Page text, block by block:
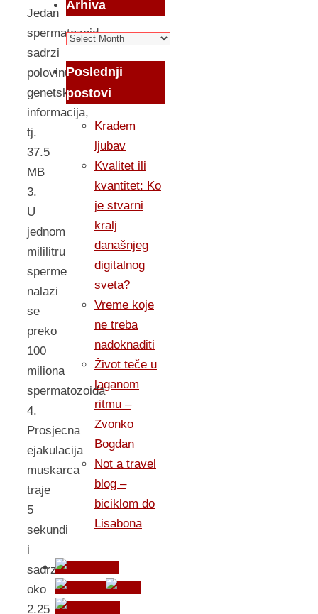
Jedan
spermatozoid
sadrzi
polovinu
genetskih
informacija,
tj.
37.5
MB
3.
U
jednom
mililitru
sperme
nalazi
se
preko
100
miliona
spermatozoida
4.
Prosjecna
ejakulacija
muskarca
traje
5
sekundi
i
sadrzi
oko
2.25
Arhiva
Arhiva
Poslednji
postovi
Kradem
ljubav
Kvalitet ili
kvantitet: Ko
je stvarni
kralj
današnjeg
digitalnog
sveta?
Vreme koje
ne treba
nadoknaditi
Život teče u
laganom
ritmu –
Zvonko
Bogdan
Not a travel
blog –
biciklom do
Lisabona